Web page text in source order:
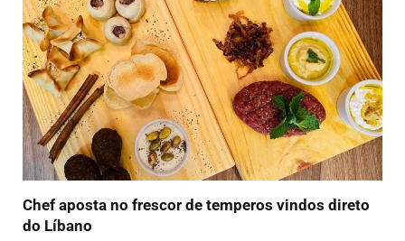
Chef aposta no frescor de temperos vindos direto
do Líbano